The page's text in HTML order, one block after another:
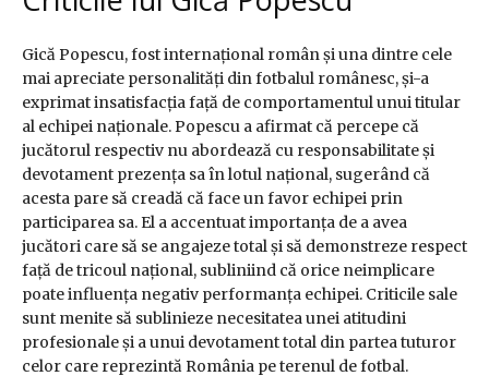
Gică Popescu, fost internațional român și una dintre cele
mai apreciate personalități din fotbalul românesc, și-a
exprimat insatisfacția față de comportamentul unui titular
al echipei naționale. Popescu a afirmat că percepe că
jucătorul respectiv nu abordează cu responsabilitate și
devotament prezența sa în lotul național, sugerând că
acesta pare să creadă că face un favor echipei prin
participarea sa. El a accentuat importanța de a avea
jucători care să se angajeze total și să demonstreze respect
față de tricoul național, subliniind că orice neimplicare
poate influența negativ performanța echipei. Criticile sale
sunt menite să sublinieze necesitatea unei atitudini
profesionale și a unui devotament total din partea tuturor
celor care reprezintă România pe terenul de fotbal.